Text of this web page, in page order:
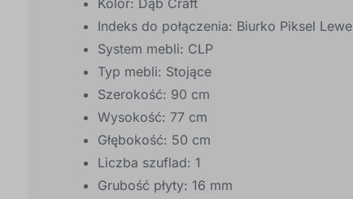
Kolor: Dąb Craft
Indeks do połączenia: Biurko Piksel Lewe
System mebli: CLP
Typ mebli: Stojące
Szerokość: 90 cm
Wysokość: 77 cm
Głębokość: 50 cm
Liczba szuflad: 1
Grubość płyty: 16 mm